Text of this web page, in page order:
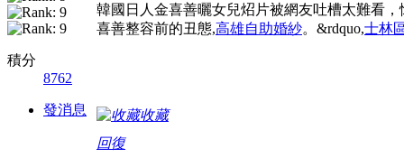
積分
8762
發消息
韓國日人金喜善曬女兒炤片被網友吐槽太難看，
喜善整容前的丑態,高雄自助婚紗。&rdquo,士林
收藏
回復